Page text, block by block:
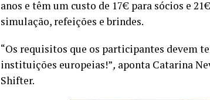
anos e têm um custo de 17€ para sócios e
simulação, refeições e brindes.
“Os requisitos que os participantes devem
instituições europeias!”, aponta Catarina
Shifter.